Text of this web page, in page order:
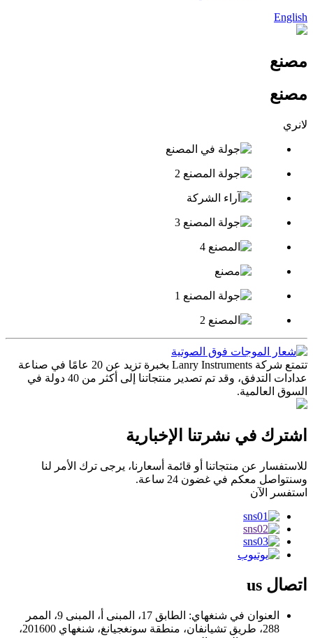
English
مصنع
مصنع
لانري
تتمتع شركة Lanry Instruments بخبرة تزيد عن 20 عامًا في صناعة
عدادات التدفق، وقد تم تصدير منتجاتنا إلى أكثر من 40 دولة في
السوق العالمية.
اشترك في نشرتنا الإخبارية
للاستفسار عن منتجاتنا أو قائمة أسعارنا، يرجى ترك الأمر لنا
وسنتواصل معكم في غضون 24 ساعة.
استفسر الآن
اتصال
العنوان في شنغهاي: الطابق 17، المبنى أ، المبنى 9، الممر
288، طريق تشيانفان، منطقة سونغجيانغ، شنغهاي 201600،